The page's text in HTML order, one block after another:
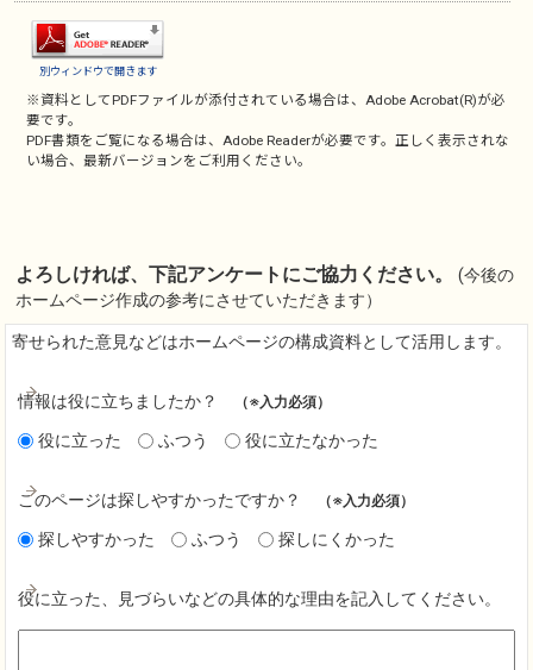
別ウィンドウで開きます
※資料としてPDFファイルが添付されている場合は、Adobe Acrobat(R)が必
要です。
PDF書類をご覧になる場合は、Adobe Readerが必要です。正しく表示されな
い場合、最新バージョンをご利用ください。